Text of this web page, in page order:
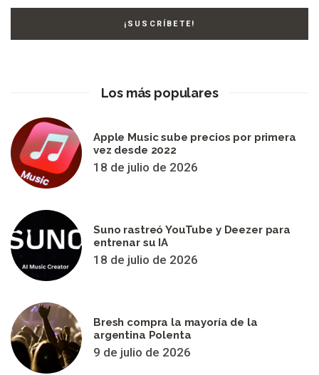
Los más populares
Apple Music sube precios por primera
vez desde 2022
18 de julio de 2026
Suno rastreó YouTube y Deezer para
entrenar su IA
18 de julio de 2026
Bresh compra la mayoría de la
argentina Polenta
9 de julio de 2026